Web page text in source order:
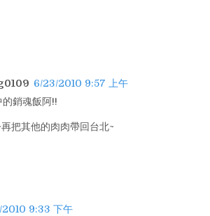
6/23/2010 9:57 上午
銷魂飯阿!!
再把其他的肉肉帶回台北~
9:33 下午